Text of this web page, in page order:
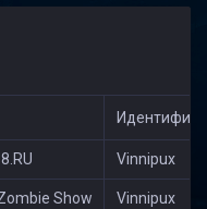
Vinnipux
Show Vinnipux